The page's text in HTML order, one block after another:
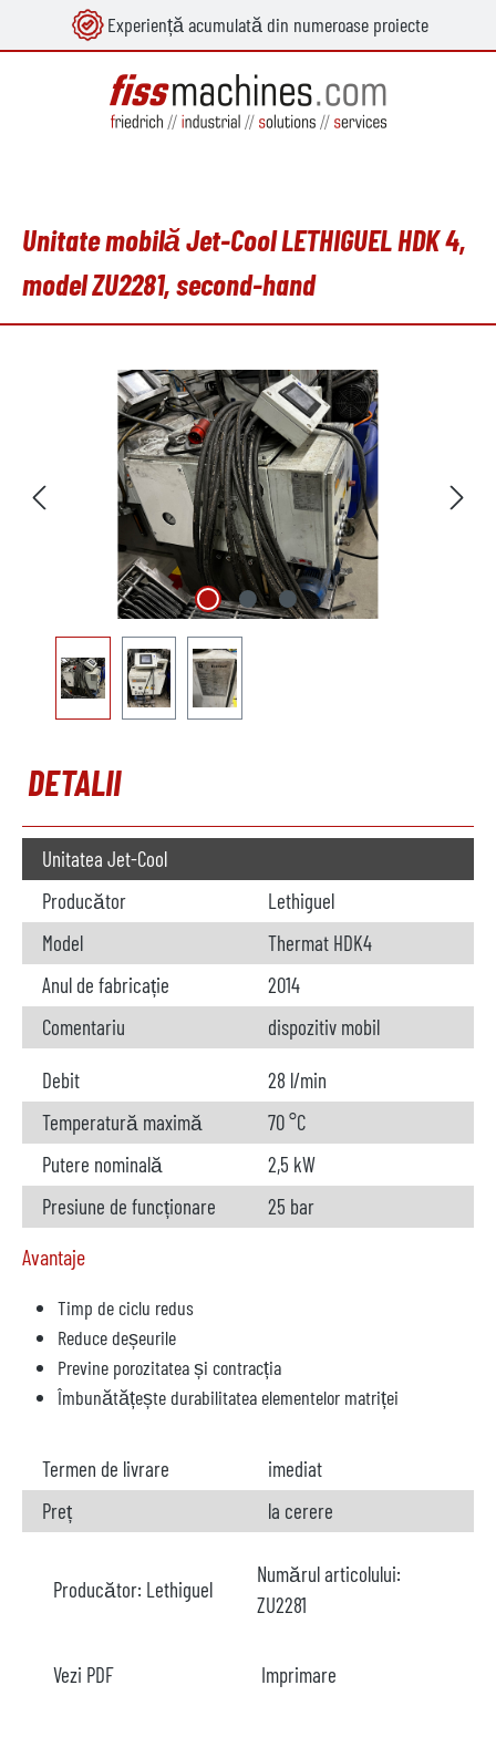
principal Experiență acumulată din numeroase proiecte
Unitate mobilă Jet-Cool LETHIGUEL HDK 4,
model ZU2281, second-hand
Sari peste galeria de imagini
DETALII
Unitatea Jet-Cool
Producător
Lethiguel
Model
Thermat HDK4
Anul de fabricație
2014
Comentariu
dispozitiv mobil
Debit
28 l/min
Temperatură maximă
70 °C
Putere nominală
2,5 kW
Presiune de funcționare
25 bar
Avantaje
Timp de ciclu redus
Reduce deșeurile
Previne porozitatea și contracția
Îmbunătățește durabilitatea elementelor matriței
Termen de livrare
imediat
Preț
la cerere
Producător: Lethiguel
Numărul articolului:
ZU2281
Vezi PDF Imprimare